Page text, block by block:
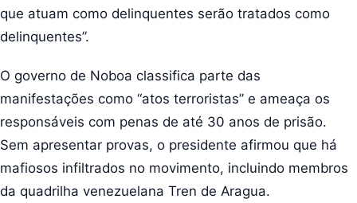
que atuam como delinquentes serão tratados como
delinquentes”.
O governo de Noboa classifica parte das
manifestações como “atos terroristas” e ameaça os
responsáveis com penas de até 30 anos de prisão.
Sem apresentar provas, o presidente afirmou que há
mafiosos infiltrados no movimento, incluindo membros
da quadrilha venezuelana Tren de Aragua.